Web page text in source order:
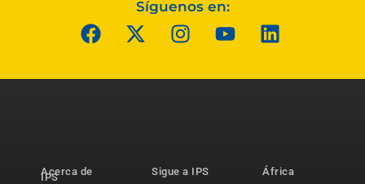
Síguenos en:
Acerca de
IPS Sigue a IPS África